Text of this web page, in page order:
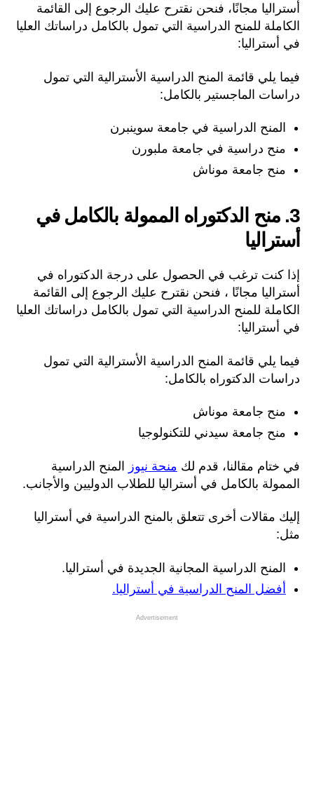
أستراليا مجانًا، فنحن نقترح عليك الرجوع إلى القائمة
الكاملة للمنح الدراسية التي تمول بالكامل دراساتك العليا
في أستراليا:
فيما يلي قائمة المنح الدراسية الأسترالية التي تمول
دراسات الماجستير بالكامل:
المنح الدراسية في جامعة سوينبرن
منح دراسية في جامعة ملبورن
منح جامعة موناش
3. منح الدكتوراه الممولة بالكامل في
أستراليا
إذا كنت ترغب في الحصول على درجة الدكتوراه في
أستراليا مجانًا ، فنحن نقترح عليك الرجوع إلى القائمة
الكاملة للمنح الدراسية التي تمول بالكامل دراساتك العليا
في أستراليا:
فيما يلي قائمة المنح الدراسية الأسترالية التي تمول
دراسات الدكتوراه بالكامل:
منح جامعة موناش
منح جامعة سيدني للتكنولوجيا
في ختام مقالنا، قدم ​​لك منحة نيوز المنح الدراسية
الممولة بالكامل في أستراليا للطلاب الدوليين والأجانب.
إليك مقالات أخرى تتعلق بالمنح الدراسية في أستراليا
مثل:
المنح الدراسية المجانية الجديدة في أستراليا.
أفضل المنح الدراسية في أستراليا.
Advertisement